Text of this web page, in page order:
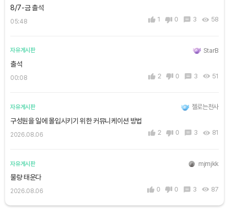
8/7-금 출석
05:48 1 0 3 58
자유게시판 StarB
출석
00:08 2 0 3 51
자유게시판 젤로는천사
구성원을 일에 몰입시키기 위한 커뮤니케이션 방법
2026.08.06 2 0 3 81
자유게시판 mjmjkk
물량 태운다
2026.08.06 0 0 3 87